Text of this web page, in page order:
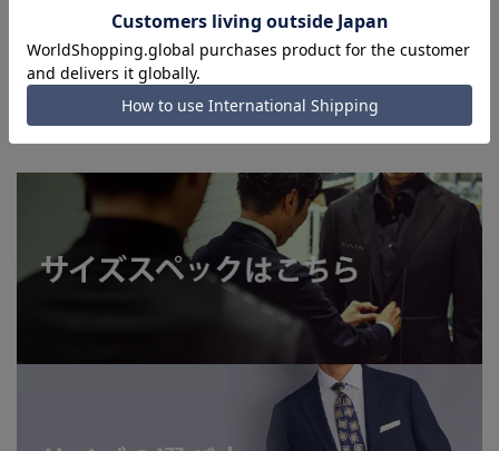
■お急ぎ発送のご注文につきましても、ご注文のタイミングに
よってはお急ぎ発送サービスを選択できない場合がございま
す。
洗えるスーツはこちら